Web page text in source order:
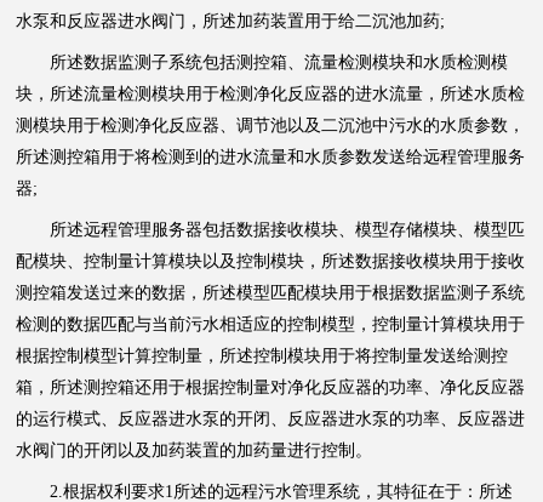
水泵和反应器进水阀门，所述加药装置用于给二沉池加药;
所述数据监测子系统包括测控箱、流量检测模块和水质检测模
块，所述流量检测模块用于检测净化反应器的进水流量，所述水质检
测模块用于检测净化反应器、调节池以及二沉池中污水的水质参数，
所述测控箱用于将检测到的进水流量和水质参数发送给远程管理服务
器;
所述远程管理服务器包括数据接收模块、模型存储模块、模型匹
配模块、控制量计算模块以及控制模块，所述数据接收模块用于接收
测控箱发送过来的数据，所述模型匹配模块用于根据数据监测子系统
检测的数据匹配与当前污水相适应的控制模型，控制量计算模块用于
根据控制模型计算控制量，所述控制模块用于将控制量发送给测控
箱，所述测控箱还用于根据控制量对净化反应器的功率、净化反应器
的运行模式、反应器进水泵的开闭、反应器进水泵的功率、反应器进
水阀门的开闭以及加药装置的加药量进行控制。
2.根据权利要求1所述的远程污水管理系统，其特征在于：所述